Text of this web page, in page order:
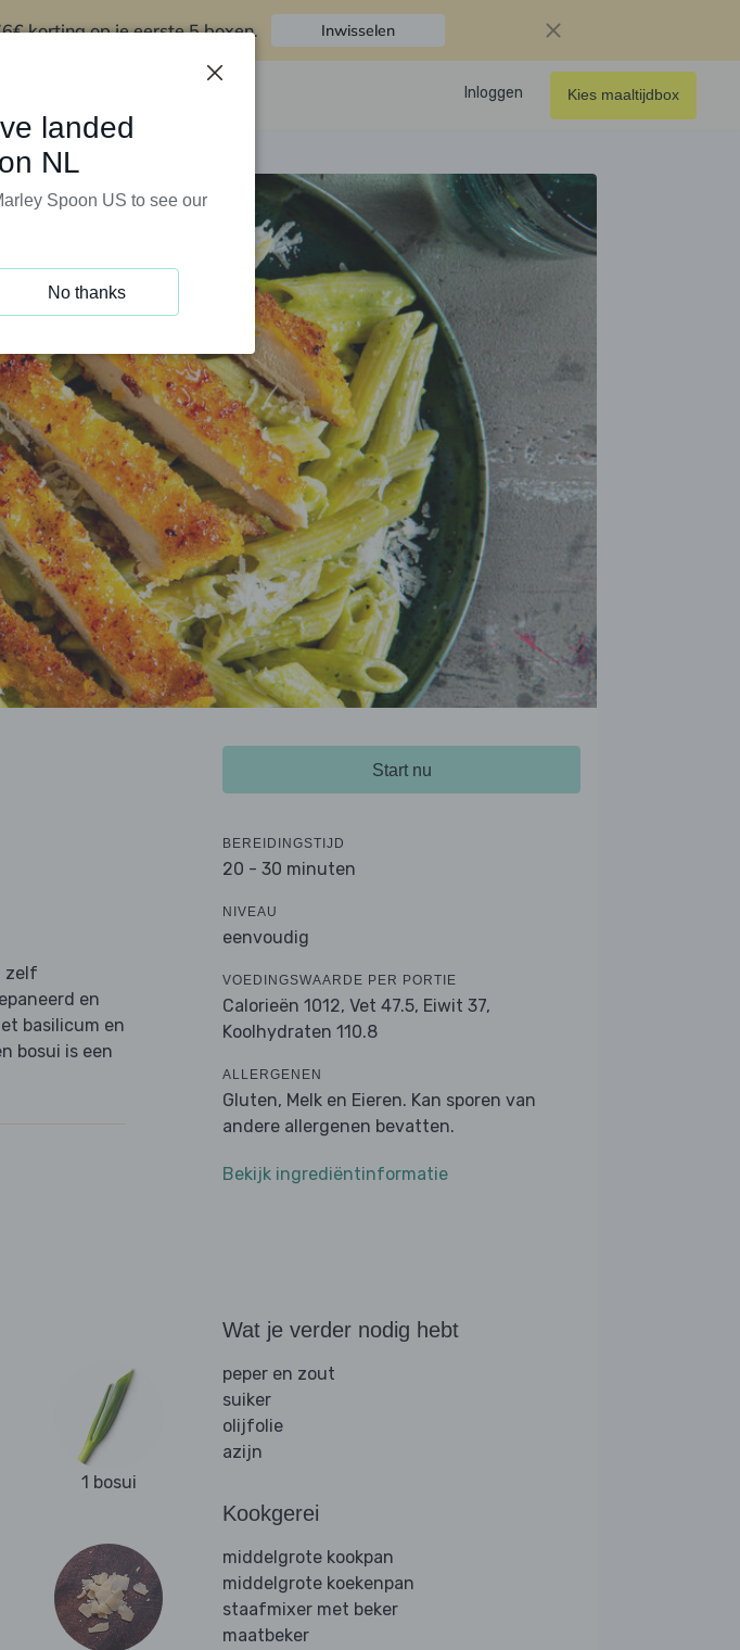
korting op je eerste 5 boxen. Inwisselen
Inloggen Kies maaltijdbox
zelf
en
basilicum en
bosui is een
Start nu
BEREIDINGSTIJD
20 - 30 minuten
NIVEAU
eenvoudig
VOEDINGSWAARDE PER PORTIE
Calorieën 1012, Vet 47.5, Eiwit 37,
Koolhydraten 110.8
ALLERGENEN
Gluten, Melk en Eieren. Kan sporen van
andere allergenen bevatten.
Bekijk ingrediëntinformatie
1 bosui
Wat je verder nodig hebt
peper en zout
suiker
olijfolie
azijn
Kookgerei
middelgrote kookpan
middelgrote koekenpan
staafmixer met beker
maatbeker
landed
NL
Spoon US to see our
No thanks